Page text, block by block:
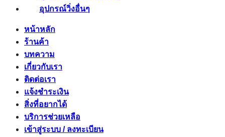
อุปกรณ์วิ่งอื่นๆ
หน้าหลัก
ร้านค้า
บทความ
เกี่ยวกับเรา
ติดต่อเรา
แจ้งชำระเงิน
สิ่งที่อยากได้
บริการช่วยเหลือ
เข้าสู่ระบบ / ลงทะเบียน